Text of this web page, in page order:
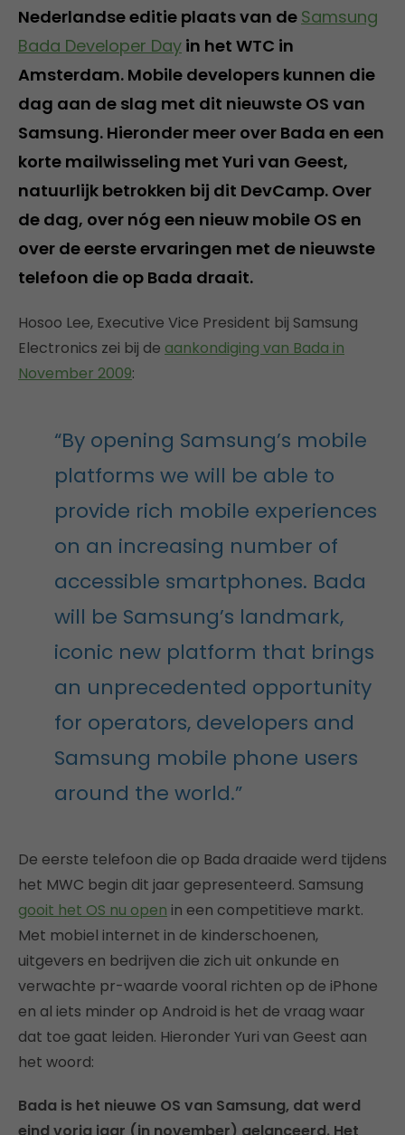
Nederlandse editie plaats van de Samsung
Bada Developer Day in het WTC in
Amsterdam. Mobile developers kunnen die
dag aan de slag met dit nieuwste OS van
Samsung. Hieronder meer over Bada en een
korte mailwisseling met Yuri van Geest,
natuurlijk betrokken bij dit DevCamp. Over
de dag, over nóg een nieuw mobile OS en
over de eerste ervaringen met de nieuwste
telefoon die op Bada draait.
Hosoo Lee, Executive Vice President bij Samsung
Electronics zei bij de aankondiging van Bada in
November 2009:
“By opening Samsung’s mobile
platforms we will be able to
provide rich mobile experiences
on an increasing number of
accessible smartphones. Bada
will be Samsung’s landmark,
iconic new platform that brings
an unprecedented opportunity
for operators, developers and
Samsung mobile phone users
around the world.”
De eerste telefoon die op Bada draaide werd tijdens
het MWC begin dit jaar gepresenteerd. Samsung
gooit het OS nu open in een competitieve markt.
Met mobiel internet in de kinderschoenen,
uitgevers en bedrijven die zich uit onkunde en
verwachte pr-waarde vooral richten op de iPhone
en al iets minder op Android is het de vraag waar
dat toe gaat leiden. Hieronder Yuri van Geest aan
het woord:
Bada is het nieuwe OS van Samsung, dat werd
eind vorig jaar (in november) gelanceerd. Het